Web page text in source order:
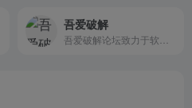
吾爱破解